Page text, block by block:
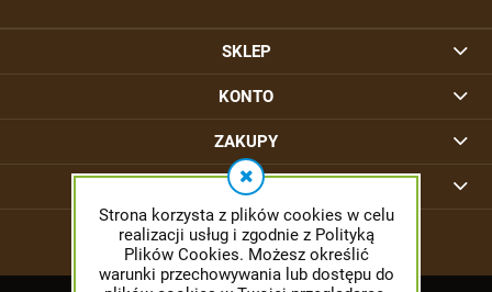
Strona korzysta z plików cookies w celu
realizacji usług i zgodnie z Polityką
Plików Cookies. Możesz określić
warunki przechowywania lub dostępu do
SKLEP
KONTO
ZAKUPY
INFORMACJE